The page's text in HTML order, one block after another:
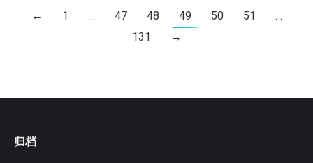
← 1 … 47 48 49 50 51
…
131
→
归档